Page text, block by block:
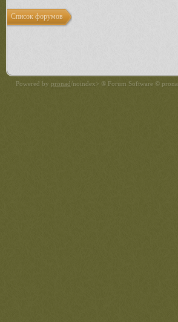
Список форумов
Powered by pronad/noindex> ® Forum Software ©